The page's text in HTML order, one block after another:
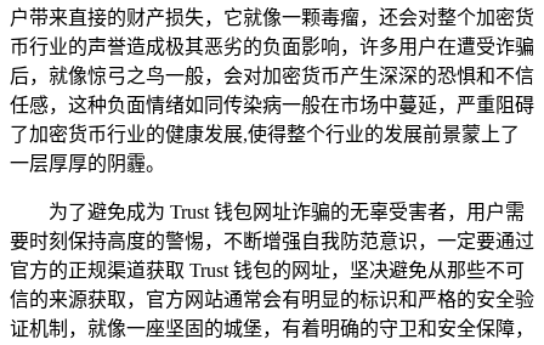
户带来直接的财产损失，它就像一颗毒瘤，还会对整个加密货
币行业的声誉造成极其恶劣的负面影响，许多用户在遭受诈骗
后，就像惊弓之鸟一般，会对加密货币产生深深的恐惧和不信
任感，这种负面情绪如同传染病一般在市场中蔓延，严重阻碍
了加密货币行业的健康发展,使得整个行业的发展前景蒙上了
一层厚厚的阴霾。
为了避免成为 Trust 钱包网址诈骗的无辜受害者，用户需
要时刻保持高度的警惕，不断增强自我防范意识，一定要通过
官方的正规渠道获取 Trust 钱包的网址，坚决避免从那些不可
信的来源获取，官方网站通常会有明显的标识和严格的安全验
证机制，就像一座坚固的城堡，有着明确的守卫和安全保障，